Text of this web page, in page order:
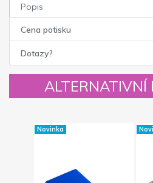
Popis
Cena potisku
Dotazy?
ALTERNATIVNÍ
Novinka